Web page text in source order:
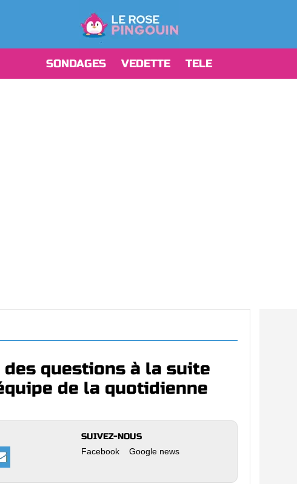
SONDAGES VEDETTE TELE
des questions à la suite
de la quotidienne
SUIVEZ-NOUS
Facebook Google news